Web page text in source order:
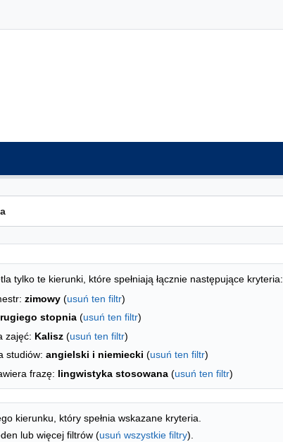
- spis według wydziałów
tylko te kierunki, które spełniają łącznie następujące kryteria:
zimowy (usuń ten filtr)
stopnia (usuń ten filtr)
zajęć: Kalisz (usuń ten filtr)
studiów: angielski i niemiecki (usuń ten filtr)
frazę: lingwistyka stosowana (usuń ten filtr)
kierunku, który spełnia wskazane kryteria.
lub więcej filtrów (usuń wszystkie filtry).